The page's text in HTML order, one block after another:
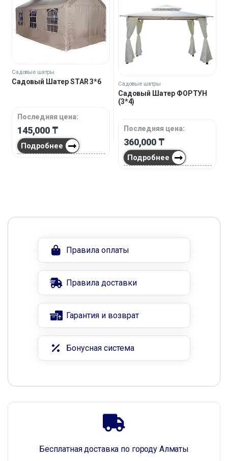
Садовые шатры
Садовый Шатер STAR 3*6
Последняя цена:
145,000 ₸
Подробнее
Садовые шатры
Садовый Шатер ФОРТУН
(3*4)
Последняя цена:
360,000 ₸
Подробнее
Бесплатная доставка по городу Алматы
Правила оплаты
Правила доставки
Гарантия и возврат
Бонусная система